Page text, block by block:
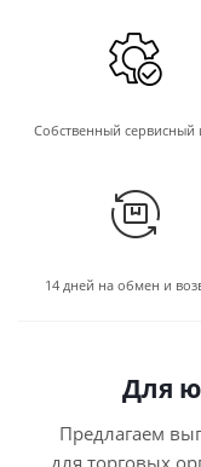
Собственный сервисный
14 дней на обмен и
Для
Предлагаем